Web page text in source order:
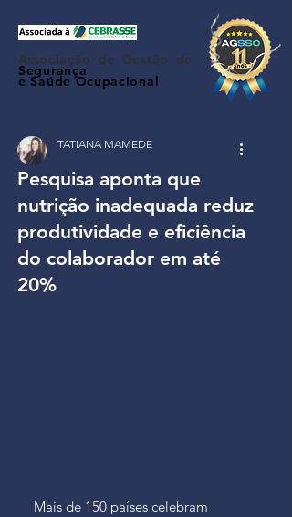
Associação de Gestão de
Segurança
e Saúde Ocupacional
Pesquisa aponta que
nutrição inadequada reduz
produtividade e eficiência
do colaborador em até
20%
TATIANA MAMEDE
Mais de 150 países celebram